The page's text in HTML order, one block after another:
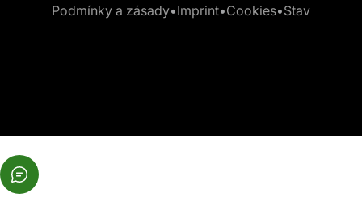
Podmínky a zásady•Imprint•Cookies•Stav